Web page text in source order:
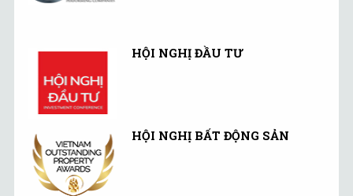
HỘI NGHỊ ĐẦU TƯ
HỘI NGHỊ BẤT ĐỘNG SẢN